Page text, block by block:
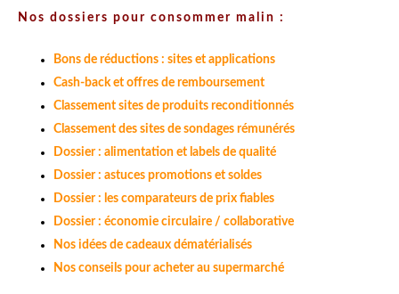
Nos dossiers pour consommer malin :
Bons de réductions : sites et applications
Cash-back et offres de remboursement
Classement sites de produits reconditionnés
Classement des sites de sondages rémunérés
Dossier : alimentation et labels de qualité
Dossier : astuces promotions et soldes
Dossier : les comparateurs de prix fiables
Dossier : économie circulaire / collaborative
Nos idées de cadeaux dématérialisés
Nos conseils pour acheter au supermarché